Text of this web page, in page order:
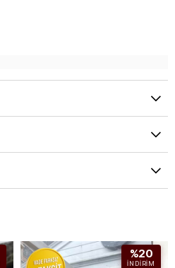
%20
İNDIRIM